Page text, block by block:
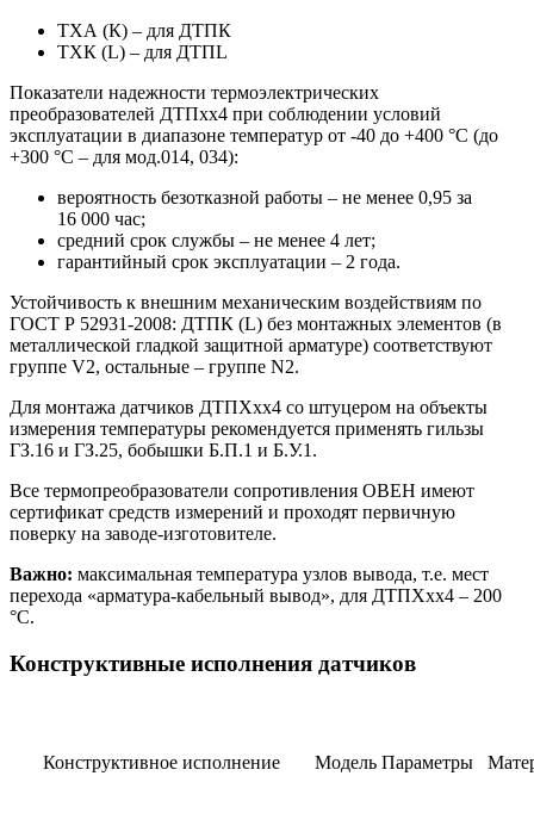
ТХА (К) – для ДТПК
ТХК (L) – для ДТПL
Показатели надежности термоэлектрических
преобразователей ДТПхх4 при соблюдении условий
эксплуатации в диапазоне температур от -40 до +400 °С (до
+300 °С – для мод.014, 034):
вероятность безотказной работы – не менее 0,95 за
16 000 час;
средний срок службы – не менее 4 лет;
гарантийный срок эксплуатации – 2 года.
Устойчивость к внешним механическим воздействиям по
ГОСТ Р 52931-2008: ДТПК (L) без монтажных элементов (в
металлической гладкой защитной арматуре) соответствуют
группе V2, остальные – группе N2.
Для монтажа датчиков ДТПХхх4 со штуцером на объекты
измерения температуры рекомендуется применять гильзы
ГЗ.16 и ГЗ.25, бобышки Б.П.1 и Б.У.1.
Все термопреобразователи сопротивления ОВЕН имеют
сертификат средств измерений и проходят первичную
поверку на заводе-изготовителе.
Важно: максимальная температура узлов вывода, т.е. мест
перехода «арматура-кабельный вывод», для ДТПХхх4 – 200
°С.
Конструктивные исполнения датчиков
Конструктивное исполнение Модель Параметры